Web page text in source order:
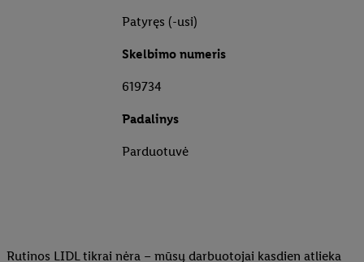
Patyręs (-usi)
Skelbimo numeris
619734
Padalinys
Parduotuvė
Rutinos LIDL tikrai nėra – mūsų darbuotojai kasdien atlieka